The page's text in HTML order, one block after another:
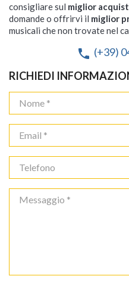
consigliare sul miglior
domande o offrirvi il miglior
musicali che non trovate nel
phone (+39)
RICHIEDI